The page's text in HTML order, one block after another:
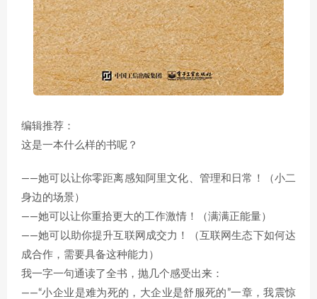
编辑推荐：
这是一本什么样的书呢？
——她可以让你零距离感知阿里文化、管理和日常！（小二
身边的场景）
——她可以让你重拾更大的工作激情！（满满正能量）
——她可以助你提升互联网成交力！（互联网生态下如何达
成合作，需要具备这种能力）
我一字一句通读了全书，抛几个感受出来：
——“小企业是难为死的，大企业是舒服死的”一章，我震惊